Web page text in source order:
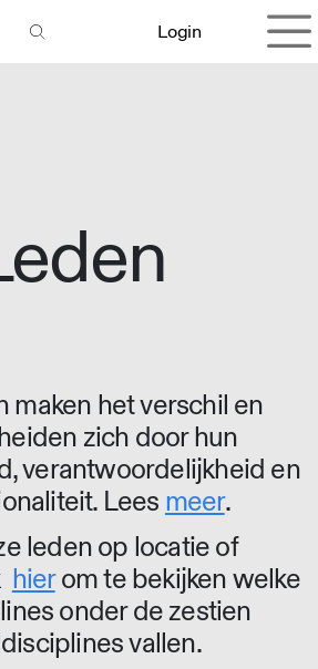
Login
maken het verschil en
zich door hun
verantwoordelijkheid en
Lees meer.
leden op locatie of
hierom te bekijken welke
onder de zestien
vallen.